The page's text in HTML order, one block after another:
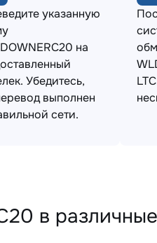
указанную
на
Убедитесь,
выполнен
сети.
в